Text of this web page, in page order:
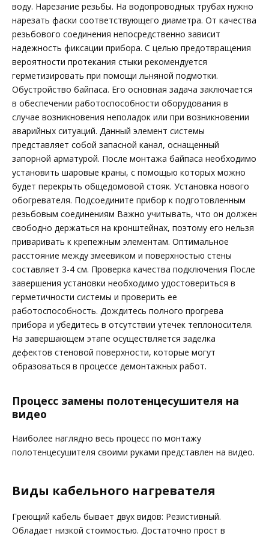
воду. Нарезание резьбы. На водопроводных трубах нужно
нарезать фаски соответствующего диаметра. От качества
резьбового соединения непосредственно зависит
надежность фиксации прибора. С целью предотвращения
вероятности протекания стыки рекомендуется
герметизировать при помощи льняной подмотки.
Обустройство байпаса. Его основная задача заключается
в обеспечении работоспособности оборудования в
случае возникновения неполадок или при возникновении
аварийных ситуаций. Данный элемент системы
представляет собой запасной канал, оснащенный
запорной арматурой. После монтажа байпаса необходимо
установить шаровые краны, с помощью которых можно
будет перекрыть общедомовой стояк. Установка нового
обогревателя. Подсоедините прибор к подготовленным
резьбовым соединениям Важно учитывать, что он должен
свободно держаться на кронштейнах, поэтому его нельзя
приваривать к крепежным элементам. Оптимальное
расстояние между змеевиком и поверхностью стены
составляет 3-4 см. Проверка качества подключения После
завершения установки необходимо удостовериться в
герметичности системы и проверить ее
работоспособность. Дождитесь полного прогрева
прибора и убедитесь в отсутствии утечек теплоносителя.
На завершающем этапе осуществляется заделка
дефектов стеновой поверхности, которые могут
образоваться в процессе демонтажных работ.
Процесс замены полотенцесушителя на
видео
Наиболее наглядно весь процесс по монтажу
полотенцесушителя своими руками представлен на видео.
Виды кабельного нагревателя
Греющий кабель бывает двух видов: Резистивный.
Обладает низкой стоимостью. Достаточно прост в